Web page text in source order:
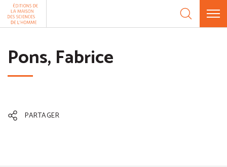
Aller au contenu
Pons, Fabrice
PARTAGER
Panneau de gestion des cookies